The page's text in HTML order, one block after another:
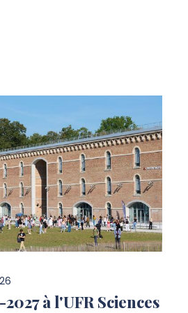
à l'UFR Sciences